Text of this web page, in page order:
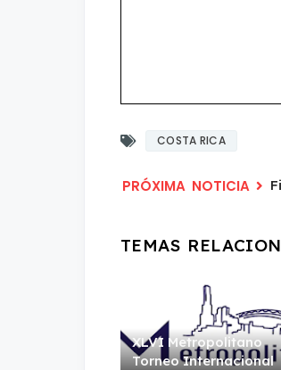
COSTA RICA
XLVI Metropolitano
Torneo Internacional